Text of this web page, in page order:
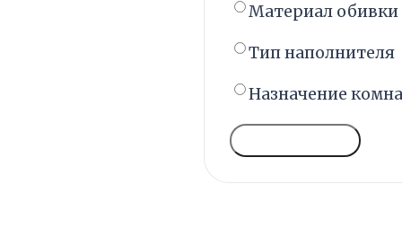
Материал обивки
Тип наполнителя
Назначение